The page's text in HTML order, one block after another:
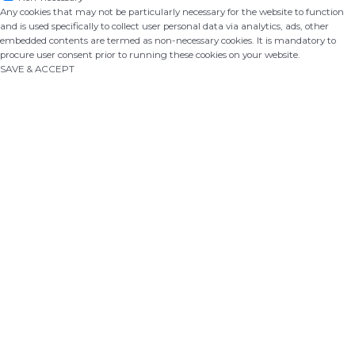
Any cookies that may not be particularly necessary for the website to function
and is used specifically to collect user personal data via analytics, ads, other
embedded contents are termed as non-necessary cookies. It is mandatory to
procure user consent prior to running these cookies on your website.
SAVE & ACCEPT